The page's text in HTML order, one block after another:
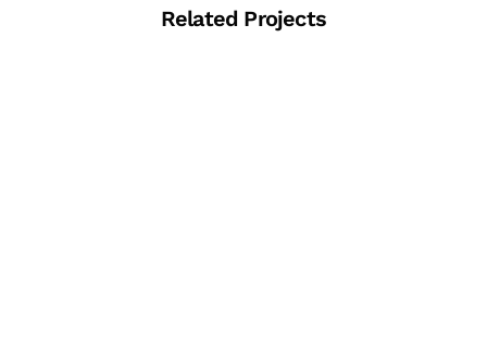
Related Projects